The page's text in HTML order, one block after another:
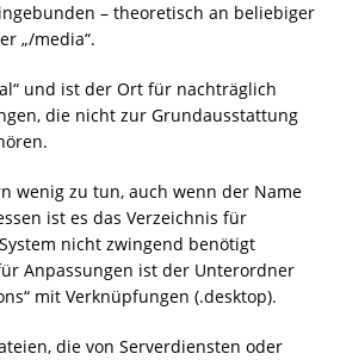
– theoretisch an beliebiger
„/media“.
und ist der Ort für nachträglich
die nicht zur Grundausstattung
wenig zu tun, auch wenn der Name
ist es das Verzeichnis für
nicht zwingend benötigt
Anpassungen ist der Unterordner
mit Verknüpfungen (.desktop).
die von Serverdiensten oder